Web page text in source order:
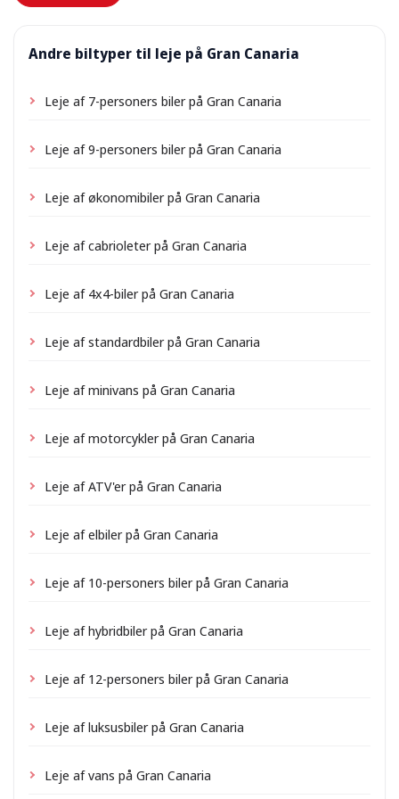
Andre biltyper til leje på Gran Canaria
Leje af 7-personers biler på Gran Canaria
Leje af 9-personers biler på Gran Canaria
Leje af økonomibiler på Gran Canaria
Leje af cabrioleter på Gran Canaria
Leje af 4x4-biler på Gran Canaria
Leje af standardbiler på Gran Canaria
Leje af minivans på Gran Canaria
Leje af motorcykler på Gran Canaria
Leje af ATV'er på Gran Canaria
Leje af elbiler på Gran Canaria
Leje af 10-personers biler på Gran Canaria
Leje af hybridbiler på Gran Canaria
Leje af 12-personers biler på Gran Canaria
Leje af luksusbiler på Gran Canaria
Leje af vans på Gran Canaria